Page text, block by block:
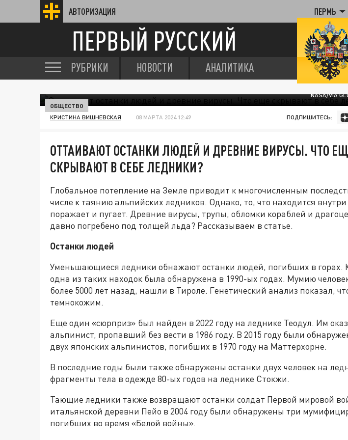
АВТОРИЗАЦИЯ ПЕРМЬ
ПЕРВЫЙ РУССКИЙ
РУБРИКИ НОВОСТИ АНАЛИТИКА
NASA/VIA
ОБЩЕСТВО
КРИСТИНА ВИШНЕВСКАЯ 08 МАРТА 2024 12:49 ПОДПИШИТЕСЬ:
ОТТАИВАЮТ ОСТАНКИ ЛЮДЕЙ И ДРЕВНИЕ ВИРУСЫ. ЧТО
СКРЫВАЮТ В СЕБЕ ЛЕДНИКИ?
Глобальное потепление на Земле приводит к многочисленным
числе к таянию альпийских ледников. Однако, то, что находится
поражает и пугает. Древние вирусы, трупы, обломки кораблей и
давно погребено под толщей льда? Рассказываем в статье.
Останки людей
Уменьшающиеся ледники обнажают останки людей, погибших в горах.
одна из таких находок была обнаружена в 1990-ых годах. Мумию
более 5000 лет назад, нашли в Тироле. Генетический анализ показал,
темнокожим.
Еще один «сюрприз» был найден в 2022 году на леднике Теодул. Им
альпинист, пропавший без вести в 1986 году. В 2015 году были
двух японских альпинистов, погибших в 1970 году на Маттерхорне.
В последние годы были также обнаружены останки двух человек на
фрагменты тела в одежде 80-ых годов на леднике Стокжи.
Тающие ледники также возвращают останки солдат Первой мировой
итальянской деревни Пейо в 2004 году были обнаружены три
погибших во время «Белой войны».